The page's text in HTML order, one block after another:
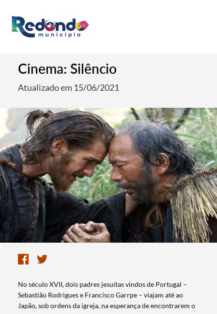
Cinema: Silêncio
Atualizado em 15/06/2021
​No século XVII, dois padres jesuítas vindos de Portugal –
Sebastião Rodrigues e Francisco Garrpe – viajam até ao
Japão, sob ordens da igreja, na esperança de encontrarem o